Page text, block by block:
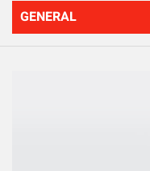
GENERAL